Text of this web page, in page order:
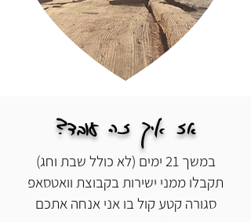
אז איך זה עובד?
במשך 21 ימים (לא כולל שבת וחג)
תקבלו ממני ישירות בקבוצת וואטסאפ
סגורה קטע קול בו אני אנחה אתכם